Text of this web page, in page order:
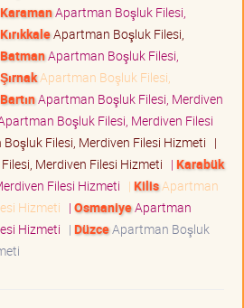
KaramanApartman Boşluk Filesi,
KırıkkaleApartman Boşluk Filesi,
BatmanApartman Boşluk Filesi,
ŞırnakApartman Boşluk Filesi,
BartınApartman Boşluk Filesi, Merdiven
Boşluk Filesi, Merdiven Filesi
Filesi, Merdiven Filesi Hizmeti |
Merdiven Filesi Hizmeti | Karabük
Filesi Hizmeti | KilisApartman
Hizmeti | OsmaniyeApartman
Hizmeti | DüzceApartman Boşluk